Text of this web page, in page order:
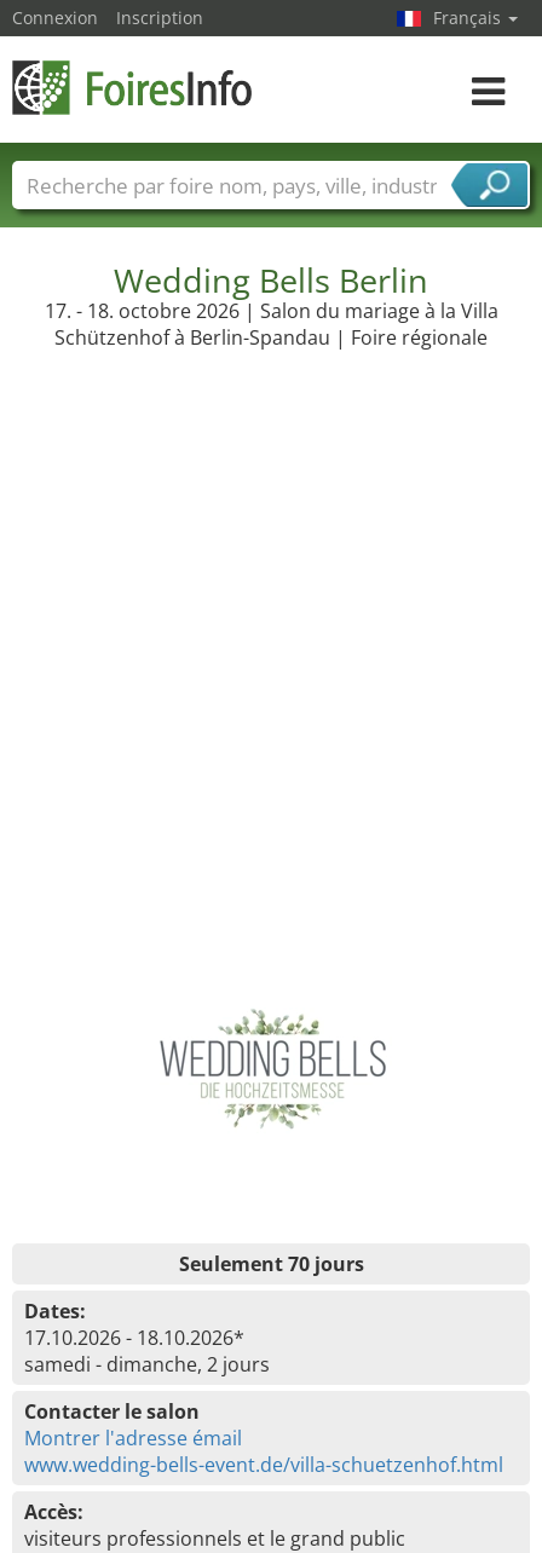
Wedding Bells Berlin
17. - 18. octobre 2026 | Salon du mariage à la Villa
Schützenhof à Berlin-Spandau | Foire régionale
Seulement 70 jours
Dates:
17.10.2026 - 18.10.2026*
samedi - dimanche, 2 jours
Contacter le salon
Montrer l'adresse émail
www.wedding-bells-event.de/villa-schuetzenhof.html
Accès:
visiteurs professionnels et le grand public
Connexion Inscription Français
Toggle
Foire noms Pays Villes
Secteurs de foire